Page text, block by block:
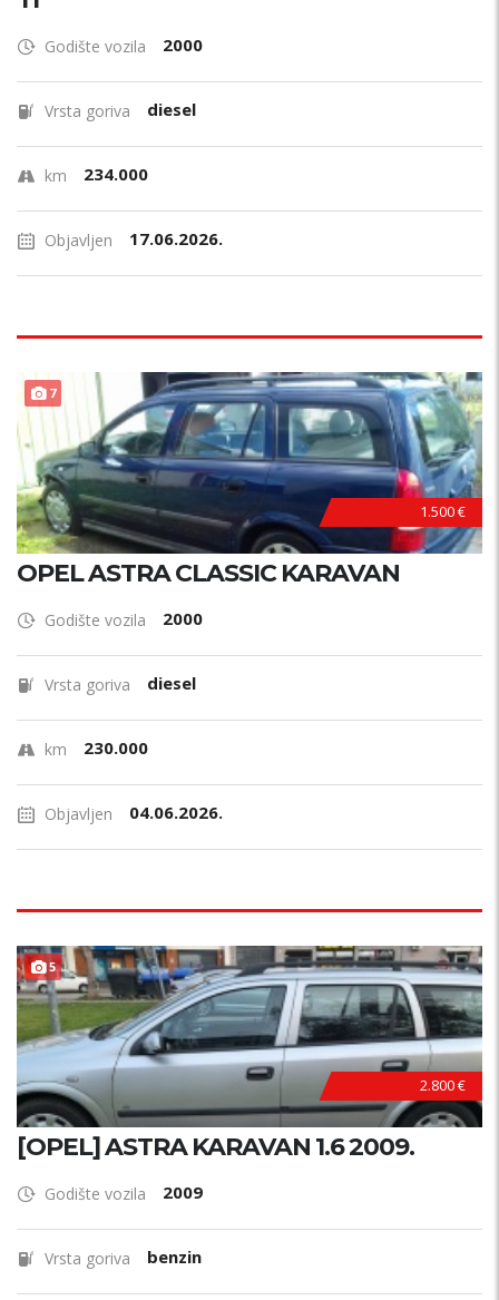
Godište vozila 2000
Vrsta goriva diesel
km 234.000
Objavljen 17.06.2026.
7 PRILIKA !
1.500 €
OPEL ASTRA CLASSIC KARAVAN
Godište vozila 2000
Vrsta goriva diesel
km 230.000
Objavljen 04.06.2026.
5
2.800 €
[OPEL] ASTRA KARAVAN 1.6 2009.
Godište vozila 2009
Vrsta goriva benzin